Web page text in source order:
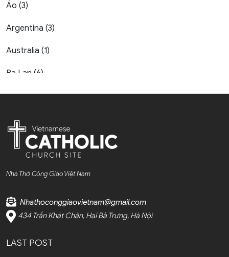
Áo (3)
Argentina (3)
Australia (1)
Ba Lan (6)
Bahrain (1)
Bỉ (7)
Bờ Biển Ngà (1)
Bosnia and Herzegovina
(1)
Brazil (3)
Nhà Thờ Công Giáo Việt Nam
Nhathoconggiaovietnam@gmail.com
434 Trần Khát Chân, Hai Bà Trưng, Hà Nội
LAST POST